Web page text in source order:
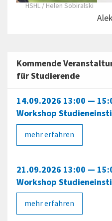
Kommende
für Studierende
14.09.2026 13:00 —
Workshop
mehr erfahren
21.09.2026 13:00 —
Workshop
mehr erfahren